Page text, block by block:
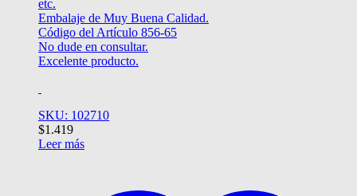
etc.
Embalaje de Muy Buena Calidad.
Código del Artículo 856-65
No dude en consultar.
Excelente producto.
SKU: 102710
$1.419
Leer más